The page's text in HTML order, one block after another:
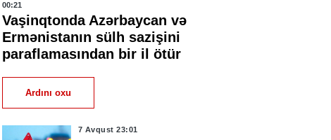
00:21
Vaşinqtonda Azərbaycan və
Ermənistanın sülh sazişini
paraflamasından bir il ötür
Ardını oxu
7 Avqust 23:01